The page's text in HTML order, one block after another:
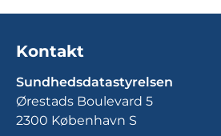
Kontakt
Sundhedsdatastyrelsen
Ørestads Boulevard 5
2300 København S